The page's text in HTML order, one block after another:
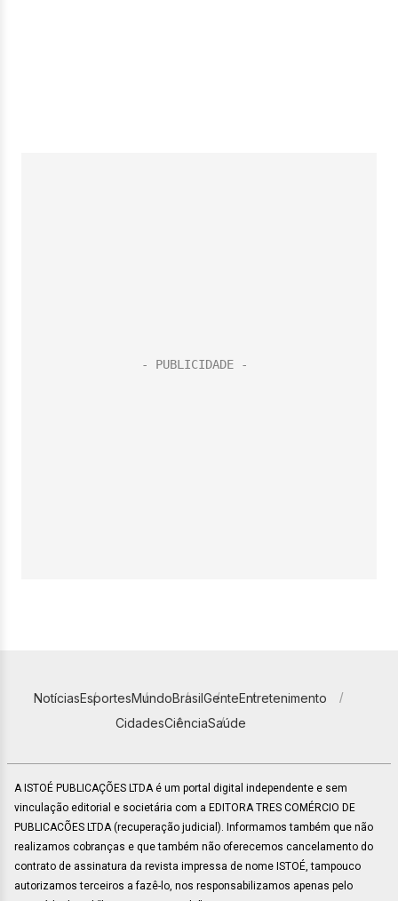
NotíciasEsportesMundoBrasilGenteEntretenimento
CidadesCiênciaSaúde
A ISTOÉ PUBLICAÇÕES LTDA é um portal digital independente e sem
vinculação editorial e societária com a EDITORA TRES COMÉRCIO DE
PUBLICACÕES LTDA (recuperação judicial). Informamos também que não
realizamos cobranças e que também não oferecemos cancelamento do
contrato de assinatura da revista impressa de nome ISTOÉ, tampouco
autorizamos terceiros a fazê-lo, nos responsabilizamos apenas pelo